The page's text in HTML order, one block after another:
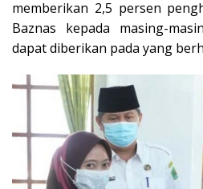
memberikan 2,5 persen
Baznas kepada masing-
dapat diberikan pada yang